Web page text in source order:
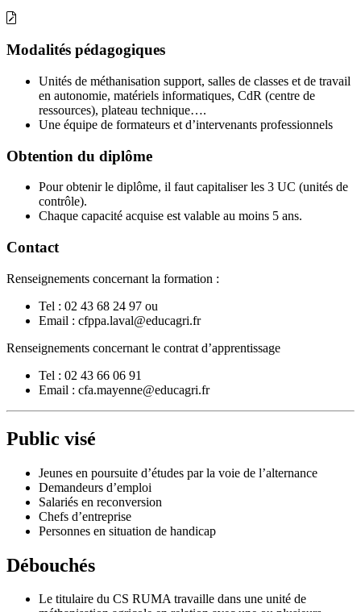
Modalités pédagogiques
Unités de méthanisation support, salles de classes et de travail
en autonomie, matériels informatiques, CdR (centre de
ressources), plateau technique….
Une équipe de formateurs et d’intervenants professionnels
Obtention du diplôme
Pour obtenir le diplôme, il faut capitaliser les 3 UC (unités de
contrôle).
Chaque capacité acquise est valable au moins 5 ans.
Contact
Renseignements concernant la formation :
Tel : 02 43 68 24 97 ou
Email : cfppa.laval@educagri.fr
Renseignements concernant le contrat d’apprentissage
Tel : 02 43 66 06 91
Email : cfa.mayenne@educagri.fr
Public visé
Jeunes en poursuite d’études par la voie de l’alternance
Demandeurs d’emploi
Salariés en reconversion
Chefs d’entreprise
Personnes en situation de handicap
Débouchés
Le titulaire du CS RUMA travaille dans une unité de